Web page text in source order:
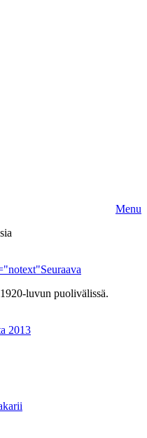
Menu
Seuraava
luvun puolivälissä.
2013